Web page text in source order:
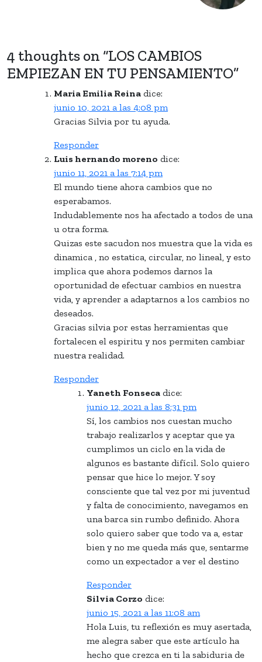
4 thoughts on “LOS CAMBIOS
EMPIEZAN EN TU PENSAMIENTO”
Maria Emilia Reina dice:
junio 10, 2021 a las 4:08 pm
Gracias Silvia por tu ayuda.
Responder
Luis hernando moreno dice:
junio 11, 2021 a las 7:14 pm
El mundo tiene ahora cambios que no
esperabamos.
Indudablemente nos ha afectado a todos de una
u otra forma.
Quizas este sacudon nos muestra que la vida es
dinamica , no estatica, circular, no lineal, y esto
implica que ahora podemos darnos la
oportunidad de efectuar cambios en nuestra
vida, y aprender a adaptarnos a los cambios no
deseados.
Gracias silvia por estas herramientas que
fortalecen el espiritu y nos permiten cambiar
nuestra realidad.
Responder
Yaneth Fonseca dice:
junio 12, 2021 a las 8:31 pm
Sí, los cambios nos cuestan mucho
trabajo realizarlos y aceptar que ya
cumplimos un ciclo en la vida de
algunos es bastante difícil. Solo quiero
pensar que hice lo mejor. Y soy
consciente que tal vez por mi juventud
y falta de conocimiento, navegamos en
una barca sin rumbo definido. Ahora
solo quiero saber que todo va a, estar
bien y no me queda más que, sentarme
como un expectador a ver el destino
Responder
Silvia Corzo dice:
junio 15, 2021 a las 11:08 am
Hola Luis, tu reflexión es muy asertada,
me alegra saber que este artículo ha
hecho que crezca en ti la sabiduria de